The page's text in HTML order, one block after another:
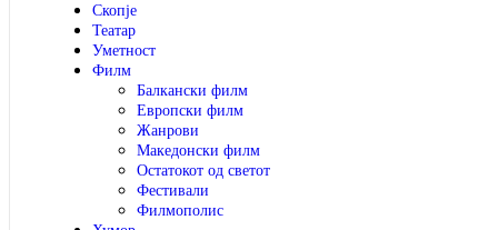
Скопје
Театар
Уметност
Филм
Балкански филм
Европски филм
Жанрови
Македонски филм
Остатокот од светот
Фестивали
Филмополис